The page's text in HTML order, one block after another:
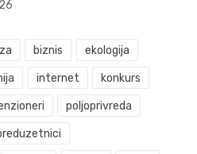
biznis ekologija
internet konkurs
poljoprivreda